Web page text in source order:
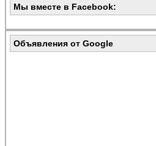
Мы вместе в Facebook:
Объявления от Google